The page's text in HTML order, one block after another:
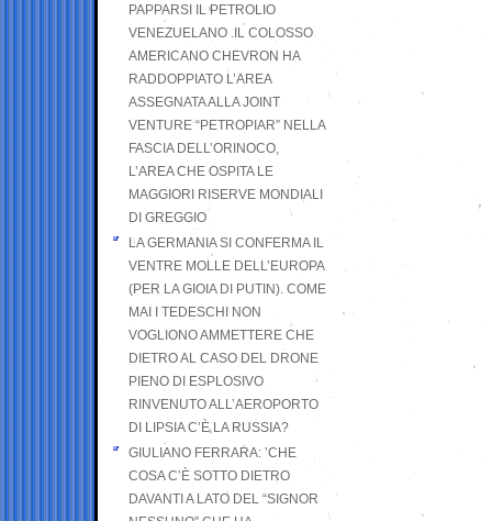
PAPPARSI IL PETROLIO
VENEZUELANO .IL COLOSSO
AMERICANO CHEVRON HA
RADDOPPIATO L’AREA
ASSEGNATA ALLA JOINT
VENTURE “PETROPIAR” NELLA
FASCIA DELL’ORINOCO,
L’AREA CHE OSPITA LE
MAGGIORI RISERVE MONDIALI
DI GREGGIO
LA GERMANIA SI CONFERMA IL
VENTRE MOLLE DELL’EUROPA
(PER LA GIOIA DI PUTIN). COME
MAI I TEDESCHI NON
VOGLIONO AMMETTERE CHE
DIETRO AL CASO DEL DRONE
PIENO DI ESPLOSIVO
RINVENUTO ALL’AEROPORTO
DI LIPSIA C’È LA RUSSIA?
GIULIANO FERRARA: ’CHE
COSA C’È SOTTO DIETRO
DAVANTI A LATO DEL “SIGNOR